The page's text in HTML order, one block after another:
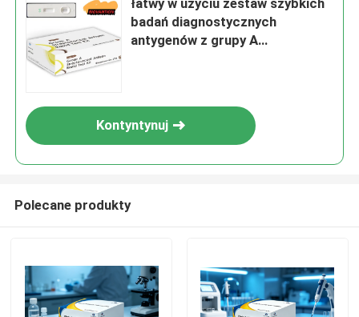
łatwy w użyciu zestaw szybkich
badań diagnostycznych
antygenów z grupy A
Kontyntynuj
Polecane produkty